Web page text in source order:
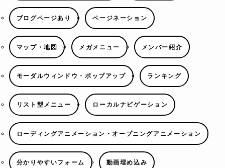
ブログページあり ページネーション
マップ・地図 メガメニュー メンバー紹介
モーダルウィンドウ・ポップアップ ランキング
リスト型メニュー ローカルナビゲーション
ローディングアニメーション・オープニングアニメーション
分かりやすいフォーム 動画埋め込み